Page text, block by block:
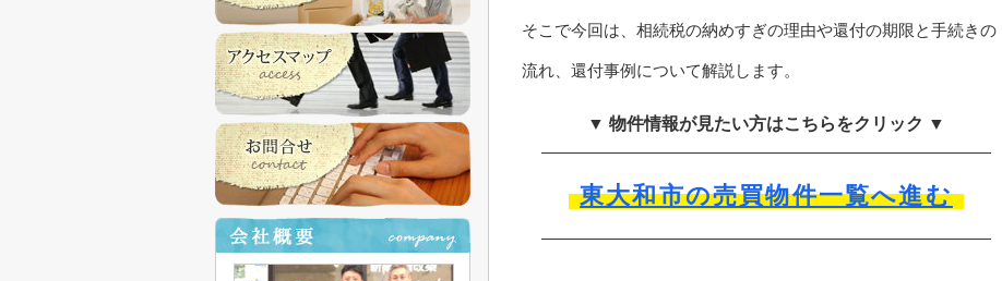
そこで今回は、相続税の納めすぎの理由や還付の期限と手続きの
流れ、還付事例について解説します。
▼ 物件情報が見たい方はこちらをクリック ▼
東大和市の売買物件一覧へ進む